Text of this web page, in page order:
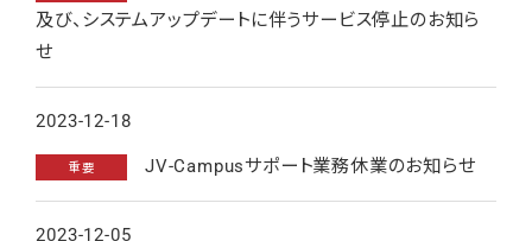
及び、システムアップデートに伴うサービス停止のお知ら
せ
2023-12-18
重要 JV-Campusサポート業務休業のお知らせ
2023-12-05